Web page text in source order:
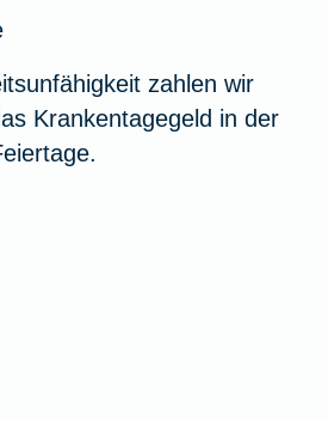
zahlen wir
Krankentagegeld in der